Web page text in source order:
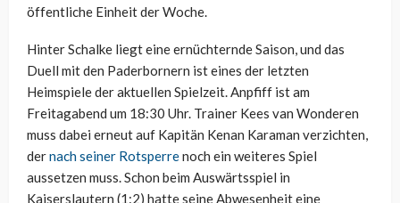
öffentliche Einheit der Woche.
Hinter Schalke liegt eine ernüchternde Saison, und das
Duell mit den Paderbornern ist eines der letzten
Heimspiele der aktuellen Spielzeit. Anpfiff ist am
Freitagabend um 18:30 Uhr. Trainer Kees van Wonderen
muss dabei erneut auf Kapitän Kenan Karaman verzichten,
dernach seiner Rotsperrenoch ein weiteres Spiel
aussetzen muss. Schon beim Auswärtsspiel in
Kaiserslautern (1:2) hatte seine Abwesenheit eine